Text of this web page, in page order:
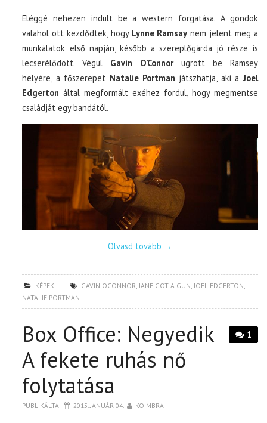
Eléggé nehezen indult be a western forgatása. A gondok
valahol ott kezdődtek, hogy Lynne Ramsay nem jelent meg a
munkálatok első napján, később a szereplőgárda jó része is
lecserélődött. Végül Gavin O’Connorugrott be Ramsey
helyére, a főszerepet Natalie Portman játszhatja, aki a Joel
Edgerton által megformált exéhez fordul, hogy megmentse
családját egy bandától.
Olvasd tovább →
KÉPEK GAVIN OCONNOR JANE GOT A GUN JOEL EDGERTON
NATALIE PORTMAN
1
Box Office: Negyedik
A fekete ruhás nő
folytatása
PUBLIKÁLTA 2015. JANUÁR 04. KOIMBRA